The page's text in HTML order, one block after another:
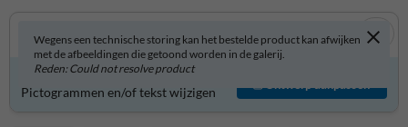
Wegens een technische storing kan het bestelde product kan afwijken
met de afbeeldingen die getoond worden in de galerij.
Reden: Could not resolve product
Product zelf aanpassen?
Pictogrammen en/of tekst wijzigen
Ontwerp aanpassen